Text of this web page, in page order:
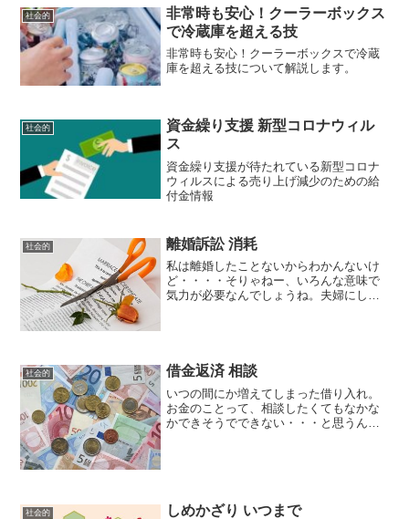
社会的
非常時も安心！クーラーボックス
で冷蔵庫を超える技
非常時も安心！クーラーボックスで冷蔵
庫を超える技について解説します。
社会的
資金繰り支援 新型コロナウィル
ス
資金繰り支援が待たれている新型コロナ
ウィルスによる売り上げ減少のための給
付金情報
社会的 離婚訴訟 消耗
私は離婚したことないからわかんないけ
ど・・・・そりゃねー、いろんな意味で
気力が必要なんでしょうね。夫婦にしか
社会的 借金返済 相談
いつの間にか増えてしまった借り入れ。
お金のことって、相談したくてもなかな
かできそうでできない・・・と思うんで
社会的 しめかざり いつまで